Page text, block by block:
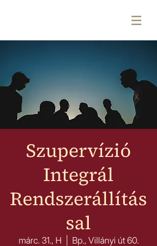
Szupervízió
Integrál
Rendszerállítás
sal
márc. 31., H Bp., Villányi út 60.